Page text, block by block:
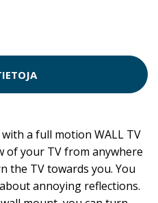
a full motion WALL TV
of your TV from anywhere
the TV towards you. You
annoying reflections.